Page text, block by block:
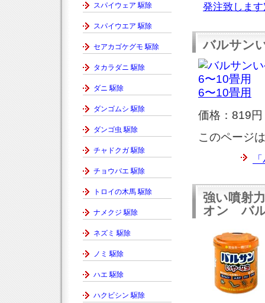
発注致しま
バルサン
6〜10畳用
価格：819円
このページ
強い噴射
オン バ
スパイウェア 駆除
スパイウエア 駆除
セアカゴケグモ 駆除
タカラダニ 駆除
ダニ 駆除
ダンゴムシ 駆除
ダンゴ虫 駆除
チャドクガ 駆除
チョウバエ 駆除
トロイの木馬 駆除
ナメクジ 駆除
ネズミ 駆除
ノミ 駆除
ハエ 駆除
ハクビシン 駆除